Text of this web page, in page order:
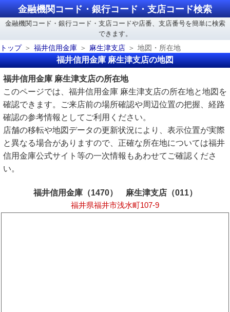
金融機関コード・銀行コード・支店コード検索
金融機関コード・銀行コード・支店コードや店番、支店番号を簡単に検索
できます。
トップ
福井信用金庫 麻生津支店 地図・所在地
福井信用金庫 麻生津支店の地図
福井信用金庫 麻生津支店の所在地
このページでは、福井信用金庫 麻生津支店の所在地と地図を
確認できます。ご来店前の場所確認や周辺位置の把握、経路
確認の参考情報としてご利用ください。
店舗の移転や地図データの更新状況により、表示位置が実際
と異なる場合がありますので、正確な所在地については福井
信用金庫公式サイト等の一次情報もあわせてご確認くださ
い。
福井信用金庫（1470） 麻生津支店（011）
福井県福井市浅水町107-9